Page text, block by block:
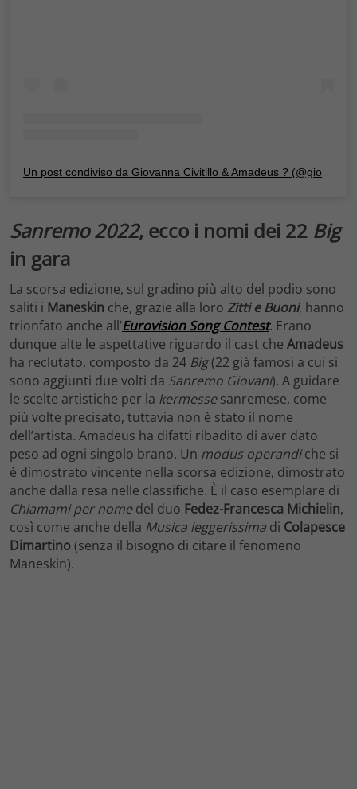
Sanremo 2022, ecco i nomi dei 22 Big
in gara
La scorsa edizione, sul gradino più alto del podio sono
saliti i Maneskin che, grazie alla loro Zitti e Buoni, hanno
trionfato anche all’Eurovision Song Contest. Erano
dunque alte le aspettative riguardo il cast che Amadeus
ha reclutato, composto da 24 Big(22 già famosi a cui si
sono aggiunti due volti da Sanremo Giovani). A guidare
le scelte artistiche per la kermessesanremese, come
più volte precisato, tuttavia non è stato il nome
dell’artista. Amadeus ha difatti ribadito di aver dato
peso ad ogni singolo brano. Un modus operandiche si
è dimostrato vincente nella scorsa edizione, dimostrato
anche dalla resa nelle classifiche. È il caso esemplare di
Chiamami per nomedel duo Fedez-Francesca Michielin,
così come anche della Musica leggerissima di Colapesce
Dimartino(senza il bisogno di citare il fenomeno
Maneskin).